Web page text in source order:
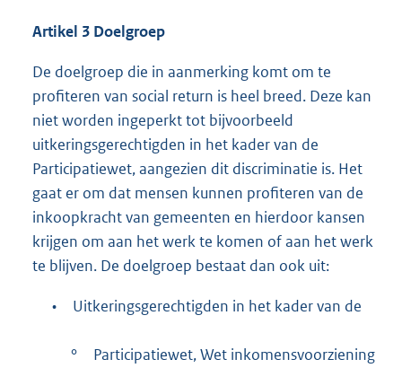
Artikel 3 Doelgroep
De doelgroep die in aanmerking komt om te
profiteren van social return is heel breed. Deze kan
niet worden ingeperkt tot bijvoorbeeld
uitkeringsgerechtigden in het kader van de
Participatiewet, aangezien dit discriminatie is. Het
gaat er om dat mensen kunnen profiteren van de
inkoopkracht van gemeenten en hierdoor kansen
krijgen om aan het werk te komen of aan het werk
te blijven. De doelgroep bestaat dan ook uit:
• Uitkeringsgerechtigden in het kader van de
°
Participatiewet, Wet inkomensvoorziening